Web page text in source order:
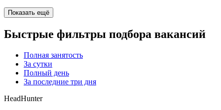
Показать ещё
Быстрые фильтры подбора вакансий
Полная занятость
За сутки
Полный день
За последние три дня
HeadHunter